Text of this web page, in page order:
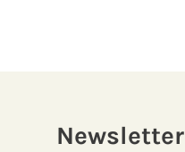
Newsletter